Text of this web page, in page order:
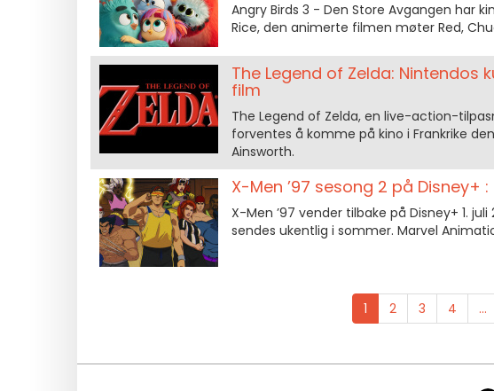
Angry Birds 3 - Den Store Avgangen har
Rice, den animerte filmen møter Red,
The Legend of Zelda:
film
The Legend of Zelda, en live-action-
forventes å komme på kino i Frankrike
Ainsworth.
X-Men ’97 sesong 2 på
X-Men ’97 vender tilbake på Disney+ 1.
sendes ukentlig i sommer. Marvel
1 2 3 4 ...